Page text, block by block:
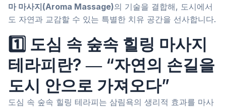
마 마사지(Aroma Massage)의 기술을 결합해, 도시에서
도 자연과 교감할 수 있는 특별한 치유 공간을 선사합니다.
1️⃣ 도심 속 숲속 힐링 마사지
테라피란? ― “자연의 손길을
도시 안으로 가져오다”
도심 속 숲속 힐링 테라피는 삼림욕의 생리적 효과를 마사